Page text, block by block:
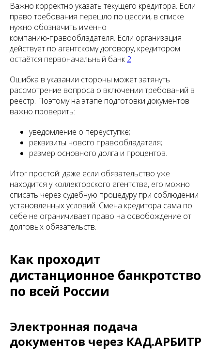
Важно корректно указать текущего кредитора. Если
право требования перешло по цессии, в списке
нужно обозначить именно
компанию‑правообладателя. Если организация
действует по агентскому договору, кредитором
остаётся первоначальный банк 2.
Ошибка в указании стороны может затянуть
рассмотрение вопроса о включении требований в
реестр. Поэтому на этапе подготовки документов
важно проверить:
уведомление о переуступке;
реквизиты нового правообладателя;
размер основного долга и процентов.
Итог простой: даже если обязательство уже
находится у коллекторского агентства, его можно
списать через судебную процедуру при соблюдении
установленных условий. Смена кредитора сама по
себе не ограничивает право на освобождение от
долговых обязательств.
Как проходит
дистанционное банкротство
по всей России
Электронная подача
документов через КАД.АРБИТР